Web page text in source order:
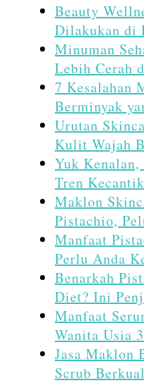
Beauty
Dilakukan di
Minuman
Lebih Cerah
7 Kesalahan
Berminyak
Urutan
Kulit Wajah
Yuk
Tren
Maklon
Pistachio,
Manfaat
Perlu Anda
Benarkah
Diet? Ini
Manfaat
Wanita Usia
Jasa Maklon
Scrub